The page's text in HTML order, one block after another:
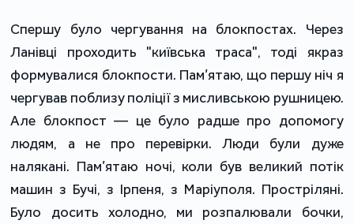
Спершу було чергування на блокпостах. Через
Ланівці проходить "київська траса", тоді якраз
формувалися блокпости. Пам’ятаю, що першу ніч я
чергував поблизу поліції з мисливською рушницею.
Але блокпост — це було радше про допомогу
людям, а не про перевірки. Люди були дуже
налякані. Пам’ятаю ночі, коли був великий потік
машин з Бучі, з Ірпеня, з Маріуполя. Простріляні.
Було досить холодно, ми розпалювали бочки,